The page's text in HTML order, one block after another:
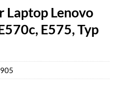
Laptop Lenovo
E575, Typ